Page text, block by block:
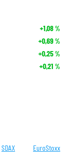
+1,08%
+0,69%
+0,25%
+0,21 %
SDAX EuroStoxx